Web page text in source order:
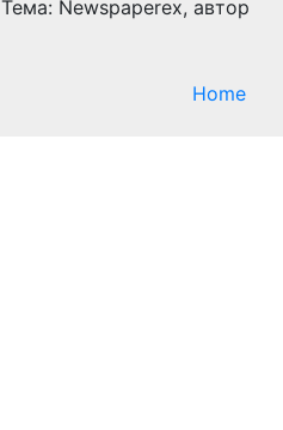
Тема: Newspaperex, автор
Home